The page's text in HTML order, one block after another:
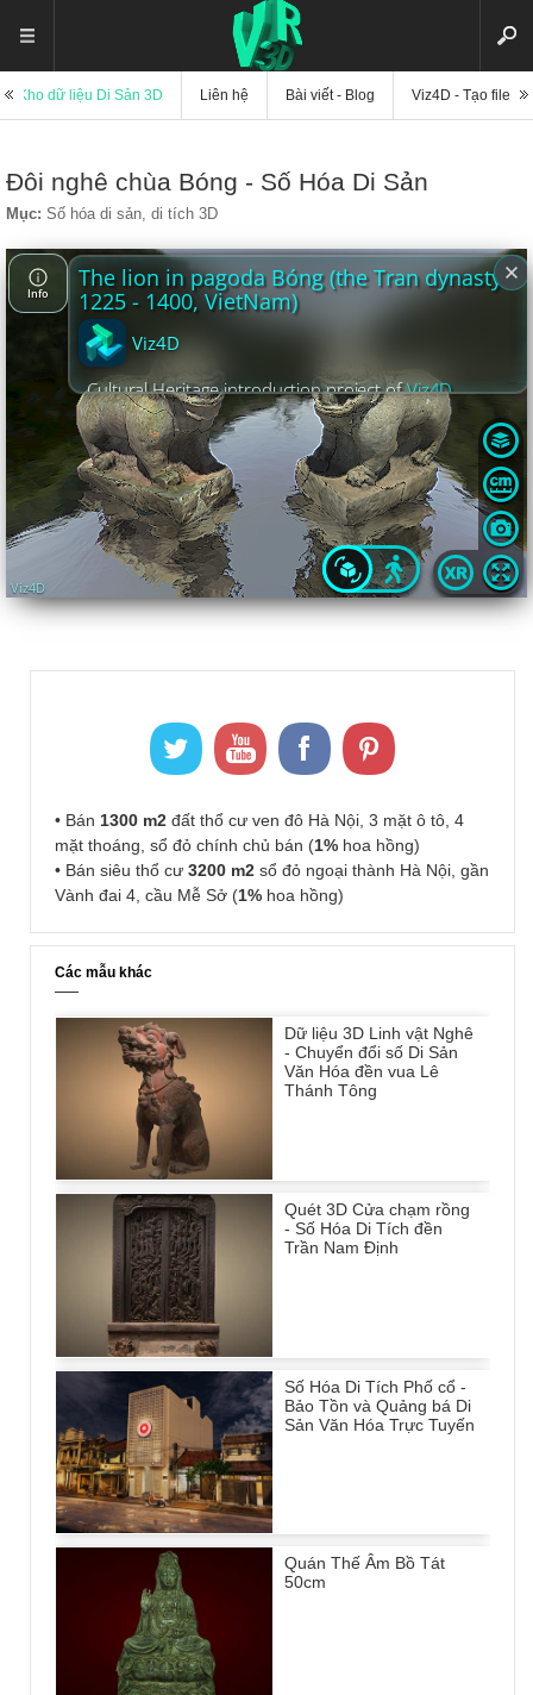
Kho dữ liệu Di Sản 3D Liên hệ Bài viết - Blog Viz4D - Tạo file
Đôi nghê chùa Bóng - Số Hóa Di Sản
Mục: Số hóa di sản, di tích 3D
• Bán 1300 m2 đất thổ cư ven đô Hà Nội, 3 mặt ô tô, 4
mặt thoáng, sổ đỏ chính chủ bán (1% hoa hồng)
• Bán siêu thổ cư 3200 m2 sổ đỏ ngoại thành Hà Nội, gần
Vành đai 4, cầu Mễ Sở (1% hoa hồng)
Các mẫu khác
Dữ liệu 3D Linh vật Nghê
- Chuyển đổi số Di Sản
Văn Hóa đền vua Lê
Thánh Tông
Quét 3D Cửa chạm rồng
- Số Hóa Di Tích đền
Trần Nam Định
Số Hóa Di Tích Phố cổ -
Bảo Tồn và Quảng bá Di
Sản Văn Hóa Trực Tuyến
Quán Thế Âm Bồ Tát
50cm